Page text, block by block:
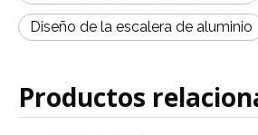
Diseño de la escalera de aluminio
Productos